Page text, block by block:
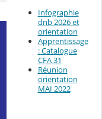
Infographie
dnb 2026 et
orientation
Apprentissage
: Catalogue
CFA 31
Réunion
orientation
MAI 2022